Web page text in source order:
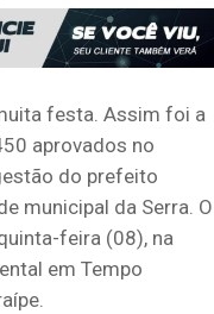
festa. Assim foi a
aprovados no
do prefeito
municipal da Serra. O
feira (08), na
em Tempo